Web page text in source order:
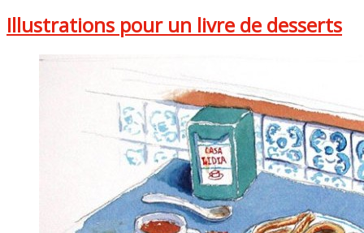
Illustrations pour un livre de desserts